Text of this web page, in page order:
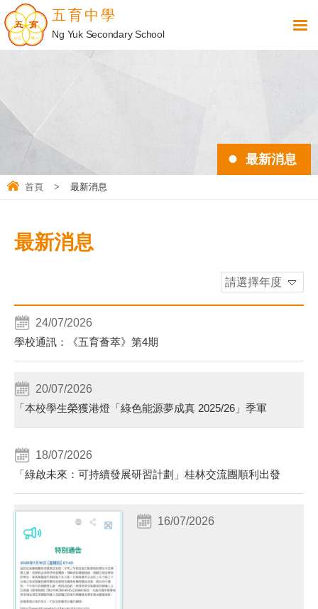
五育中學
Ng Yuk Secondary School
最新消息
首頁 > 最新消息
最新消息
請選擇年度
24/07/2026
學校通訊：《五育薈萃》第4期
20/07/2026
「本校學生榮獲港燈「綠色能源夢成真 2025/26」季軍
18/07/2026
「綠啟未來：可持續發展研習計劃」桂林交流團順利出發
16/07/2026